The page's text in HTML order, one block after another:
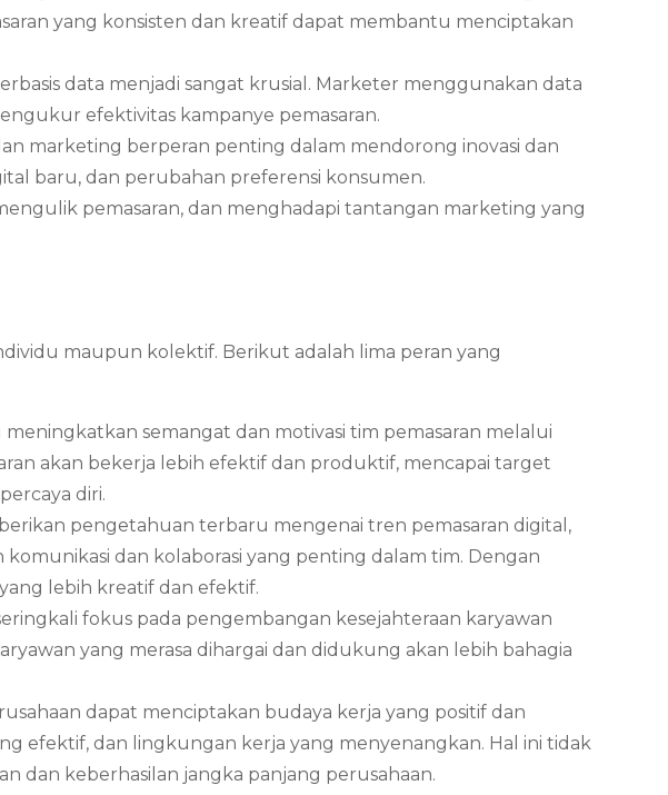
yang konsisten dan kreatif dapat membantu menciptakan
data menjadi sangat krusial. Marketer menggunakan data
efektivitas kampanye pemasaran.
marketing berperan penting dalam mendorong inovasi dan
baru, dan perubahan preferensi konsumen.
pemasaran, dan menghadapi tantangan marketing yang
maupun kolektif. Berikut adalah lima peran yang
semangat dan motivasi tim pemasaran melalui
akan bekerja lebih efektif dan produktif, mencapai target
diri.
pengetahuan terbaru mengenai tren pemasaran digital,
dan kolaborasi yang penting dalam tim. Dengan
lebih kreatif dan efektif.
fokus pada pengembangan kesejahteraan karyawan
yang merasa dihargai dan didukung akan lebih bahagia
dapat menciptakan budaya kerja yang positif dan
efektif, dan lingkungan kerja yang menyenangkan. Hal ini tidak
dan keberhasilan jangka panjang perusahaan.